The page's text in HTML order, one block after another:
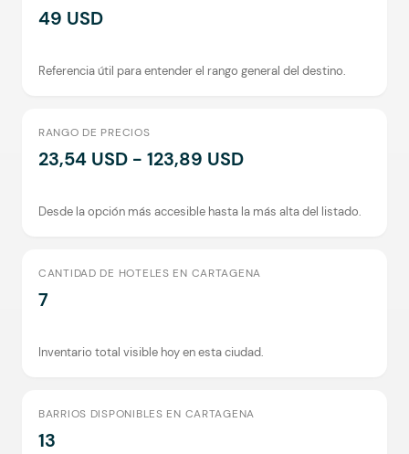
49 USD
Referencia útil para entender el rango general del destino.
RANGO DE PRECIOS
23,54 USD - 123,89 USD
Desde la opción más accesible hasta la más alta del listado.
CANTIDAD DE HOTELES EN CARTAGENA
7
Inventario total visible hoy en esta ciudad.
BARRIOS DISPONIBLES EN CARTAGENA
13